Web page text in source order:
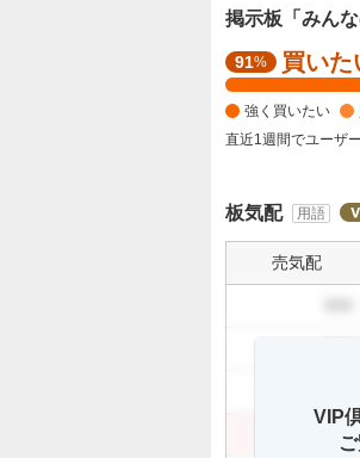
掲示板「みんな
強
く
買
い
9
1
91% 買いた
強く買いたい
直近1週間でユーザ
板気配 用語
売気配
999
VIP